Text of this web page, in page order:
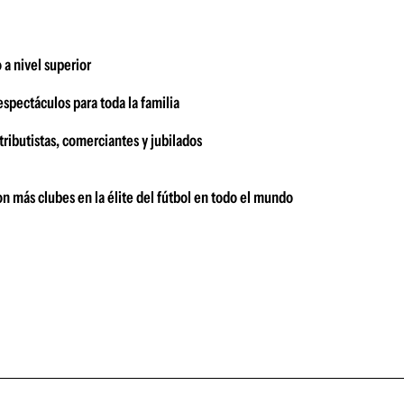
a nivel superior
para toda la familia
comerciantes y jubilados
más clubes en la élite del fútbol en todo el mundo